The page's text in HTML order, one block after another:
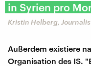
in Syrien pro
Kristin Helberg,
Außerdem existiere
Organisation des IS.